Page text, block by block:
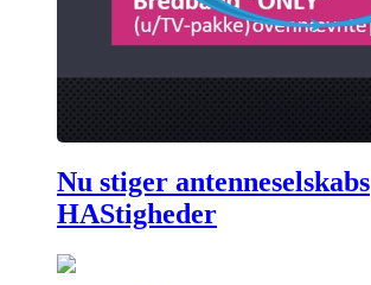
Nu stiger antenneselskabs
HAStigheder